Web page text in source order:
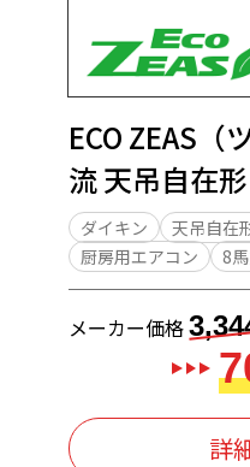
ECO ZEAS（
流 天吊自在
ダイキン 天吊自在
厨房用エアコン
8
メーカー価格
詳